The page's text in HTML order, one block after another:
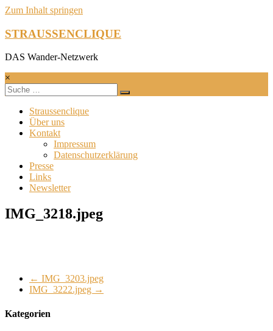
Zum Inhalt springen
STRAUSSENCLIQUE
DAS Wander-Netzwerk
×
Straussenclique
Über uns
Kontakt
Impressum
Datenschutzerklärung
Presse
Links
Newsletter
IMG_3218.jpeg
← IMG_3203.jpeg
IMG_3222.jpeg →
Kategorien